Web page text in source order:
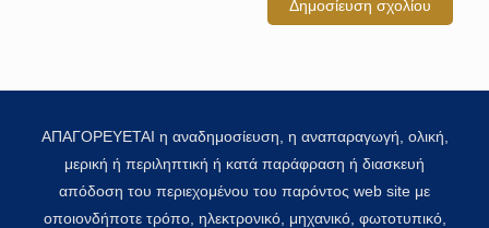
ΑΠΑΓΟΡΕΥΕΤΑΙ η αναδημοσίευση, η αναπαραγωγή, ολική,
μερική ή περιληπτική ή κατά παράφραση ή διασκευή
απόδοση του περιεχομένου του παρόντος web site με
οποιονδήποτε τρόπο, ηλεκτρονικό, μηχανικό, φωτοτυπικό,